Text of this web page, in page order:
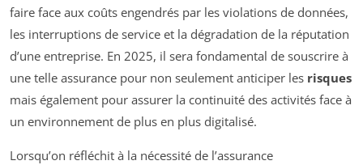
faire face aux coûts engendrés par les violations de données,
les interruptions de service et la dégradation de la réputation
d’une entreprise. En 2025, il sera fondamental de souscrire à
une telle assurance pour non seulement anticiper les risques
mais également pour assurer la continuité des activités face à
un environnement de plus en plus digitalisé.
Lorsqu’on réfléchit à la nécessité de l’assurance